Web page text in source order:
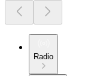
Radio